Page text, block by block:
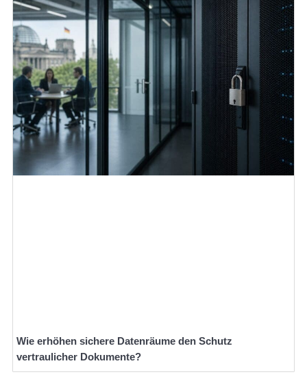
Wie erhöhen sichere Datenräume den Schutz
vertraulicher Dokumente?